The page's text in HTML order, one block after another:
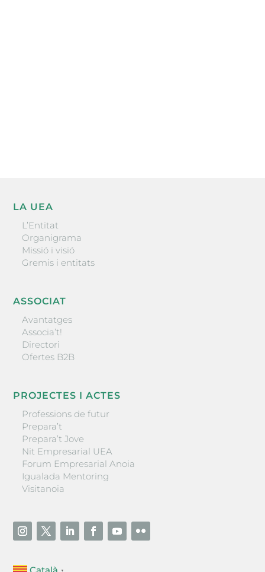
LA UEA
L’Entitat
Organigrama
Missió i visió
Gremis i entitats
ASSOCIAT
Avantatges
Associa’t!
Directori
Ofertes B2B
PROJECTES I ACTES
Professions de futur
Prepara’t
Prepara’t Jove
Nit Empresarial UEA
Forum Empresarial Anoia
Igualada Mentoring
Visitanoia
▼